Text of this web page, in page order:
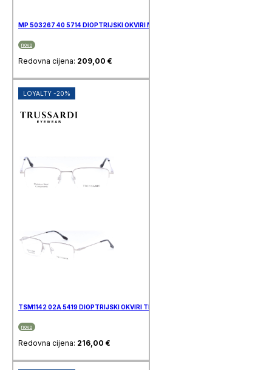
MP 503267 40 5714 DIOPTRIJSKI OKVIRI MARC O’POLO
novo
Redovna cijena: 209,00 €
LOYALTY -20%
TSM1142 02A 5419 DIOPTRIJSKI OKVIRI TRUSSARDI
novo
Redovna cijena: 216,00 €